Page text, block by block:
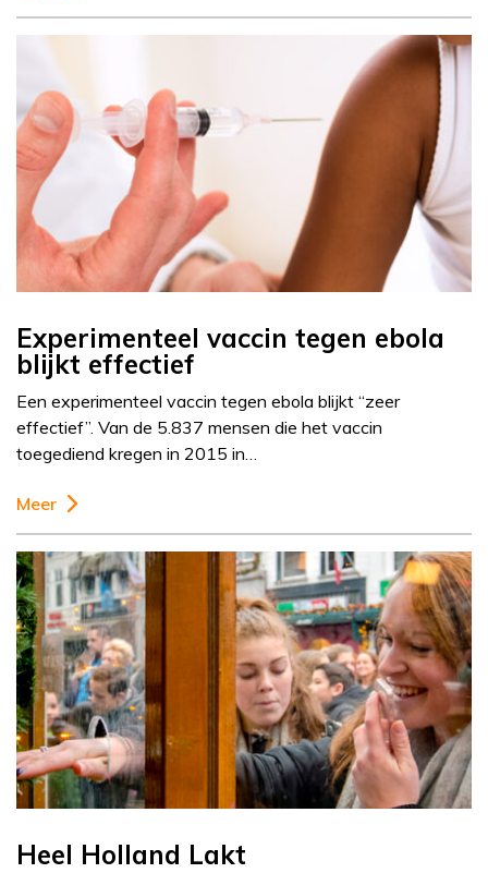
Experimenteel vaccin tegen ebola
blijkt effectief
Een experimenteel vaccin tegen ebola blijkt “zeer
effectief”. Van de 5.837 mensen die het vaccin
toegediend kregen in 2015 in…
Meer
Heel Holland Lakt